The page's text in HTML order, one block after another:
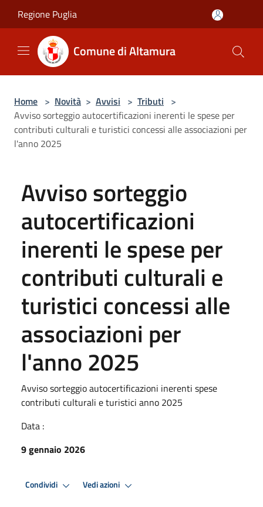
Regione Puglia
Comune di Altamura
Home > Novità > Avvisi > Tributi >
Avviso sorteggio autocertificazioni inerenti le spese per
contributi culturali e turistici concessi alle associazioni per
l'anno 2025
Avviso sorteggio
autocertificazioni
inerenti le spese per
contributi culturali e
turistici concessi alle
associazioni per
l'anno 2025
Avviso sorteggio autocertificazioni inerenti spese
contributi culturali e turistici anno 2025
Data :
9 gennaio 2026
Condividi Vedi azioni